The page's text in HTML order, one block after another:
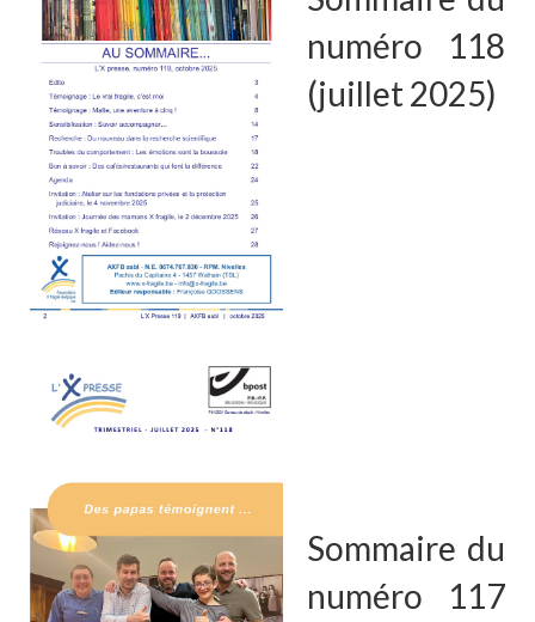
numéro 118
(juillet 2025)
Sommaire du
numéro 117